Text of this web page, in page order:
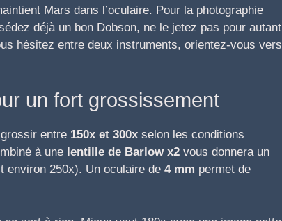
Mars dans l’oculaire. Pour la photographie
déjà un bon Dobson, ne le jetez pas pour autant
hésitez entre deux instruments, orientez-vous vers
un fort grossissement
entre 150x et 300x selon les conditions
à une lentille de Barlow x2 vous donnera un
environ 250x). Un oculaire de 4 mm permet de